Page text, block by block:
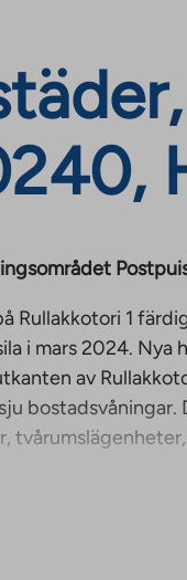
Rullakkotori 1
i mars 2024. Nya
av
inglasad eller